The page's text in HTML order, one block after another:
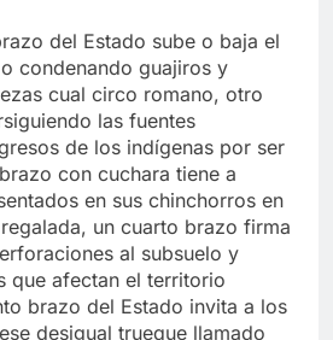
del Estado sube o baja el
condenando guajiros y
cual circo romano, otro
las fuentes
de los indígenas por ser
con cuchara tiene a
en sus chinchorros en
un cuarto brazo firma
al subsuelo y
que afectan el territorio
brazo del Estado invita a los
desigual trueque llamado